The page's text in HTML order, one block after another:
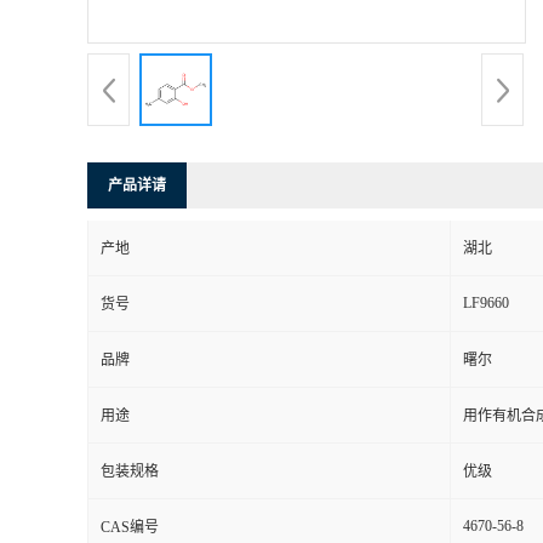
产品详请
产地 湖北
货号 LF9660
品牌 曙尔
用途 用作有机合
包装规格 优级
CAS编号 4670-56-8